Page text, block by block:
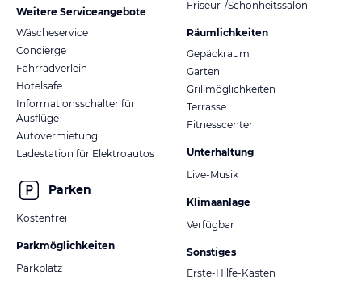
Weitere Serviceangebote
Wäscheservice
Concierge
Fahrradverleih
Hotelsafe
Informationsschalter für
Ausflüge
Autovermietung
Ladestation für Elektroautos
Parken
Kostenfrei
Parkmöglichkeiten
Parkplatz
Friseur-/Schönheitssalon
Räumlichkeiten
Gepäckraum
Garten
Grillmöglichkeiten
Terrasse
Fitnesscenter
Unterhaltung
Live-Musik
Klimaanlage
Verfügbar
Sonstiges
Erste-Hilfe-Kasten